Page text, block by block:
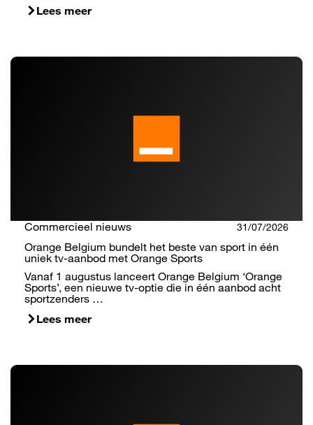
Lees meer
Commercieel nieuws 31/07/2026
Orange Belgium bundelt het beste van sport in één
uniek tv-aanbod met Orange Sports
Vanaf 1 augustus lanceert Orange Belgium ‘Orange
Sports’, een nieuwe tv-optie die in één aanbod acht
sportzenders …
Lees meer